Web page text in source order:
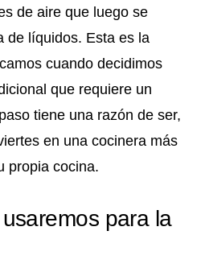
de aire que luego se
de líquidos. Esta es la
cuando decidimos
que requiere un
tiene una razón de ser,
en una cocinera más
propia cocina.
para la